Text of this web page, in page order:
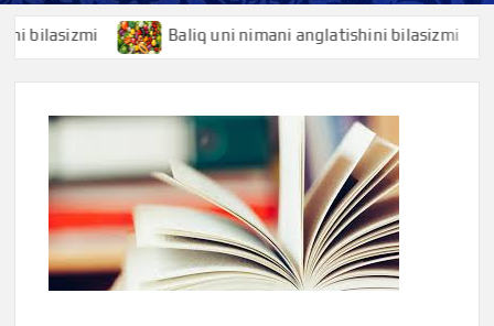
Baliq uni nimani anglatishini bilasizmi